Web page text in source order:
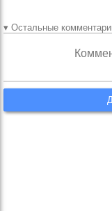
▾ Остальные